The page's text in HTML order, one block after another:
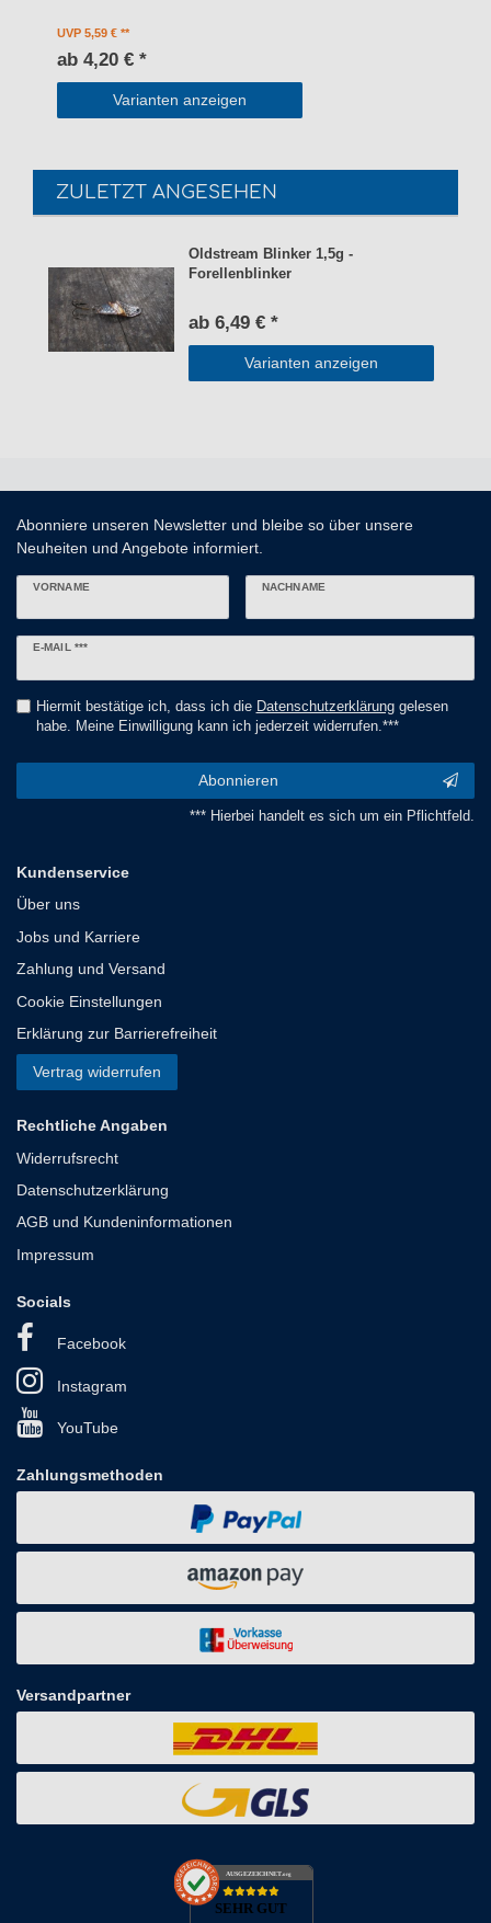
UVP 5,59 €
ab 4,20 € *
Varianten anzeigen
ZULETZT ANGESEHEN
Oldstream Blinker 1,5g -
Forellenblinker
ab 6,49 € *
Varianten anzeigen
Abonniere unseren Newsletter und bleibe so über unsere
Neuheiten und Angebote informiert.
VORNAME NACHNAME
E-MAIL ***
Newsletter
Hiermit bestätige ich, dass ich die Daten­schutz­erklärunggelesen
habe. Meine Einwilligung kann ich jederzeit widerrufen.***
Abonnieren
*** Hierbei handelt es sich um ein Pflichtfeld.
Kundenservice
Über uns
Jobs und Karriere
Zahlung und Versand
Cookie Einstellungen
Erklärung zur Barrierefreiheit
Vertrag widerrufen
Rechtliche Angaben
Widerrufsrecht
Datenschutzerklärung
AGB und Kundeninformationen
Impressum
Socials
Facebook
Instagram
YouTube
Zahlungsmethoden
Versandpartner
AUSGEZEICHNET.org
SEHR GUT